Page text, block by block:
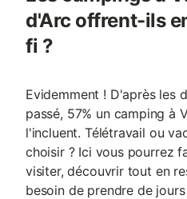
d'Arc offrent-ils
fi ?
Evidemment ! D'après les
passé, 57% un camping à
l'incluent. Télétravail ou
choisir ? Ici vous pourrez
visiter, découvrir tout en
besoin de prendre de